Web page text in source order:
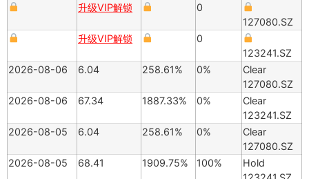
升级VIP解锁
0
127080.SZ
升级VIP解锁
0
123241.SZ
2026-08-06
6.04 258.61% 0%
Clear
127080.SZ
2026-08-06
67.34 1887.33% 0%
Clear
123241.SZ
2026-08-05
6.04 258.61% 0%
Clear
127080.SZ
2026-08-05
68.41 1909.75% 100%
Hold